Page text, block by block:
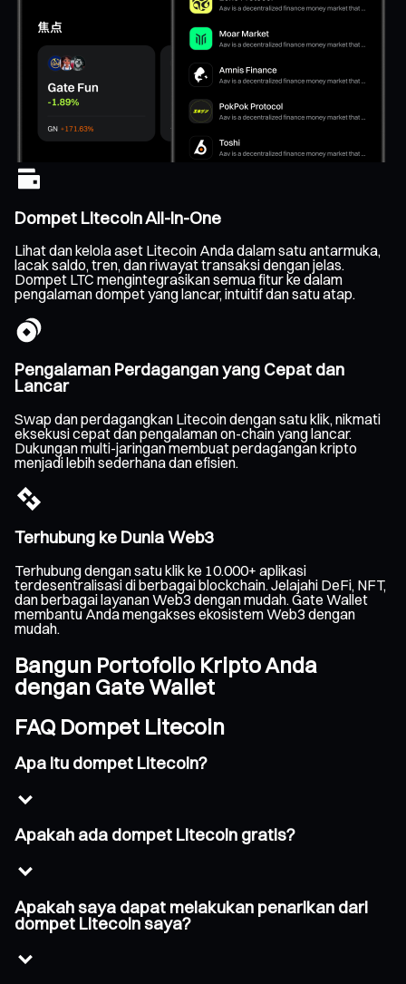
Dompet Litecoin All-In-One
Lihat dan kelola aset Litecoin Anda dalam satu antarmuka,
lacak saldo, tren, dan riwayat transaksi dengan jelas.
Dompet LTC mengintegrasikan semua fitur ke dalam
pengalaman dompet yang lancar, intuitif dan satu atap.
Pengalaman Perdagangan yang Cepat dan
Lancar
Swap dan perdagangkan Litecoin dengan satu klik, nikmati
eksekusi cepat dan pengalaman on-chain yang lancar.
Dukungan multi-jaringan membuat perdagangan kripto
menjadi lebih sederhana dan efisien.
Terhubung ke Dunia Web3
Terhubung dengan satu klik ke 10.000+ aplikasi
terdesentralisasi di berbagai blockchain. Jelajahi DeFi, NFT,
dan berbagai layanan Web3 dengan mudah. Gate Wallet
membantu Anda mengakses ekosistem Web3 dengan
mudah.
Bangun Portofolio Kripto Anda
dengan Gate Wallet
FAQ Dompet Litecoin
Apa itu dompet Litecoin?
Apakah ada dompet Litecoin gratis?
Apakah saya dapat melakukan penarikan dari
dompet Litecoin saya?